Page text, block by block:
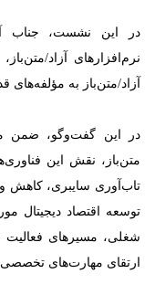
این نشست، جناب
آزاد/
متن‌باز به مؤلفه‌های
این گفت‌وگو، ضمن
نقش این
سایبری، کاهش
اقتصاد دیجیتال
مسیرهای فعالیت
مهارت‌های تخصصی